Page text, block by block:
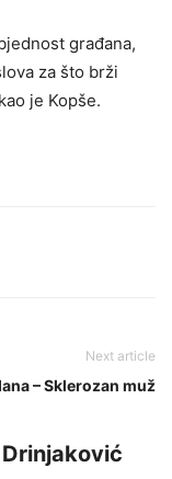
građana,
za što brži
je Kopše.
Next article
– Sklerozan muž